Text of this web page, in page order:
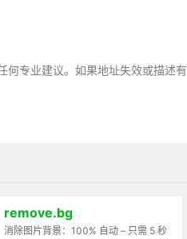
专业建议。如果地址失效或描述
remove.bg
消除图片背景：100% 自动 – 只需 5 秒